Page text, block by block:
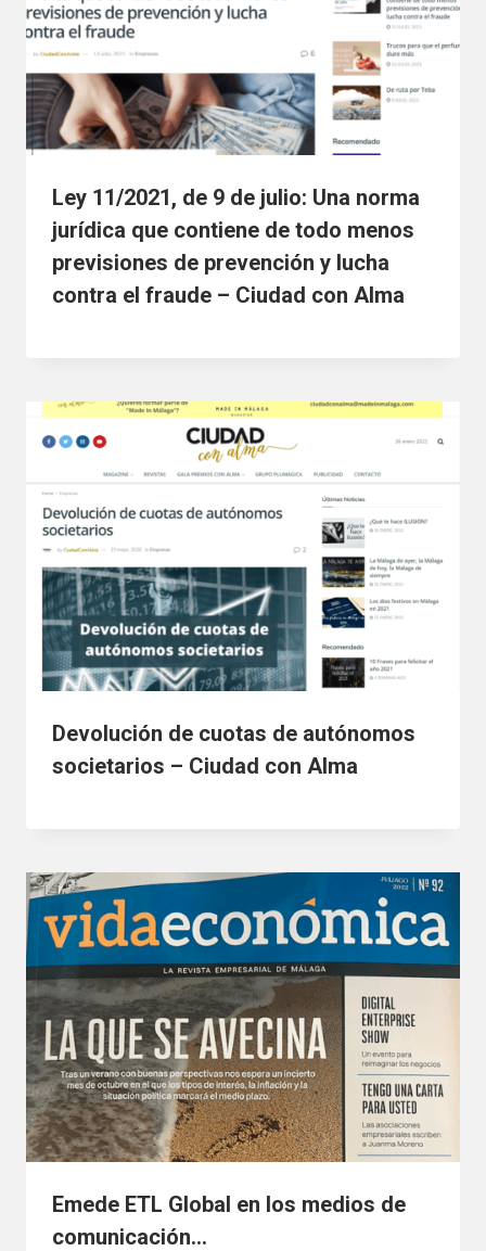
Ley 11/2021, de 9 de julio: Una norma
jurídica que contiene de todo menos
previsiones de prevención y lucha
contra el fraude – Ciudad con Alma
Devolución de cuotas de autónomos
societarios – Ciudad con Alma
Emede ETL Global en los medios de
comunicación…